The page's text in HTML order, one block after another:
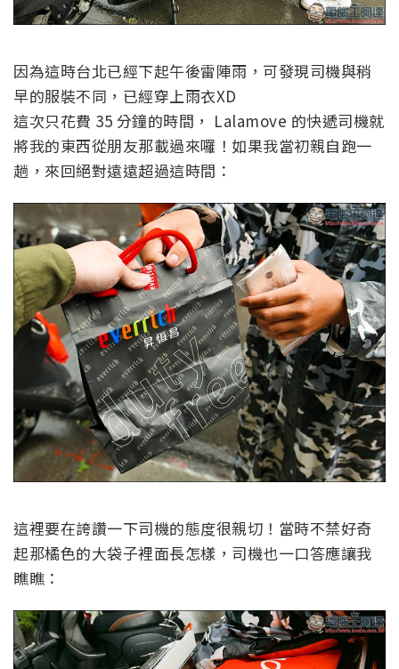
因為這時台北已經下起午後雷陣雨，可發現司機與稍
早的服裝不同，已經穿上雨衣XD
這次只花費 35 分鐘的時間， Lalamove 的快遞司機就
將我的東西從朋友那載過來囉！如果我當初親自跑一
趟，來回絕對遠遠超過這時間：
這裡要在誇讚一下司機的態度很親切！當時不禁好奇
起那橘色的大袋子裡面長怎樣，司機也一口答應讓我
瞧瞧：